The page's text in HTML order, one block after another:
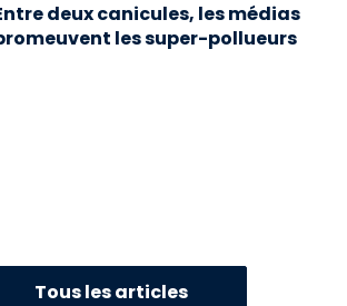
deux canicules, les médias
les super-pollueurs
Tous les articles